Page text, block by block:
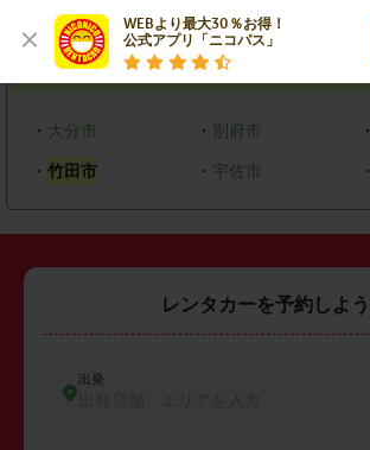
WEBより最大30％お得！
公式アプリ「ニコパス」
エリアで探す
大分県
・ 大分市 ・ 別府市 ・
・ 竹田市 ・ 宇佐市 ・
レンタカーを予約しよう
出発